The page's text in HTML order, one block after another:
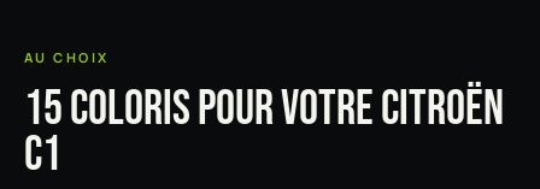
AU CHOIX
15 COLORIS POUR VOTRE CITROËN
C1